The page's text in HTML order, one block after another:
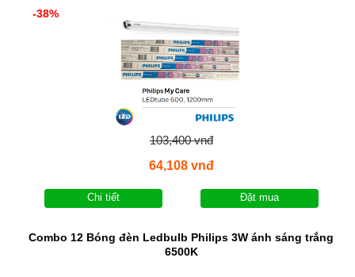
-38%
103,400 vnđ
64,108 vnđ
Chi tiết Đặt mua
Combo 12 Bóng đèn Ledbulb Philips 3W ánh sáng trắng
6500K